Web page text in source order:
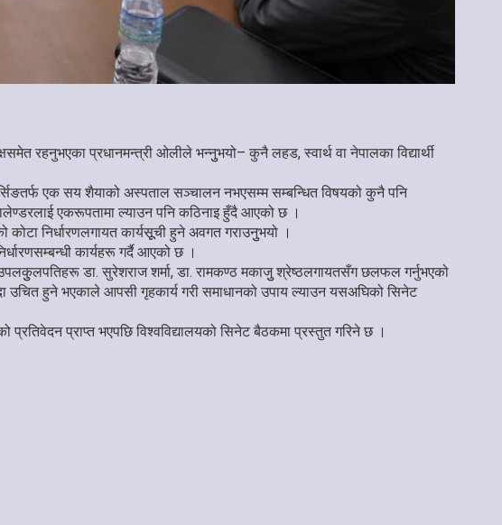
रहनुभएका प्रधानमन्त्री ओलीले भन्नुुभयो– कुनै लहड, स्वार्थ वा नेपालका विद्यार्थी
एक सय शैयाको अस्पताल सञ्चालन नभएसम्म सम्बन्धित विषयको कुनै पनि
एकरूपतामा ल्याउन पनि कठिनाइ हुँदै आएको छ ।
निर्धारणलगायत कार्यसूूची हुने अवगत गराउनुुभयो ।
कार्यहरू गर्दै आएको छ ।
उपलकुुलपतिहरू डा. सुरेशराज शर्मा, डा. रामकण्ठ मकाजुु श्रेष्ठलगायतसँग छलफल गर्नुभएको
उचित हुने भएकाले आपसी गृहकार्य गरी समाधानको उपाय ल्याउन यसअघिको सिनेट
प्रतिवेदन प्राप्त भएपछि विश्वविद्यालयको सिनेट बैठकमा प्रस्तुत गरिने छ ।